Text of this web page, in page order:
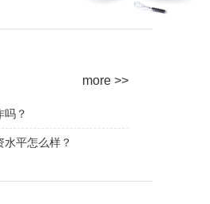
火爆的专业more >>
吗？
水平怎么样？